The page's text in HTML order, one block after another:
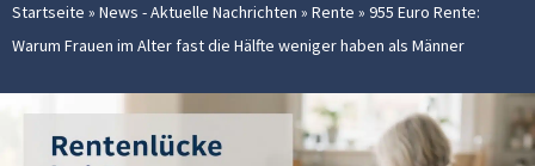
Startseite » News - Aktuelle Nachrichten » Rente » 955 Euro Rente:
Warum Frauen im Alter fast die Hälfte weniger haben als Männer